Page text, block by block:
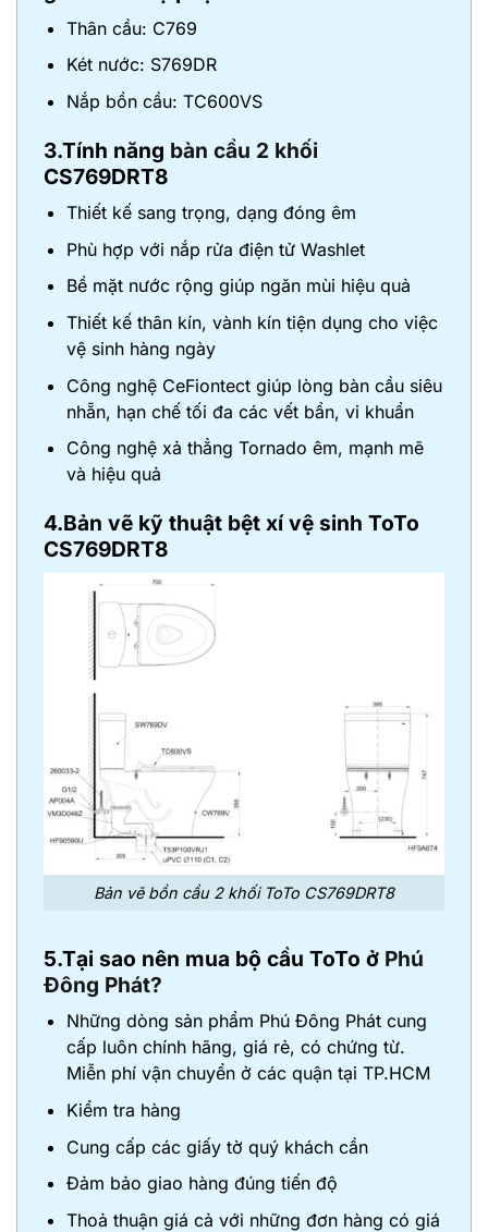
Thân cầu: C769
Két nước: S769DR
Nắp bồn cầu: TC600VS
3.Tính năng bàn cầu 2 khối
CS769DRT8
Thiết kế sang trọng, dạng đóng êm
Phù hợp với nắp rửa điện tử Washlet
Bề mặt nước rộng giúp ngăn mùi hiệu quả
Thiết kế thân kín, vành kín tiện dụng cho việc
vệ sinh hàng ngày
Công nghệ CeFiontect giúp lòng bàn cầu siêu
nhẵn, hạn chế tối đa các vết bẩn, vi khuẩn
Công nghệ xả thẳng Tornado êm, mạnh mẽ
và hiệu quả
4.Bản vẽ kỹ thuật bệt xí vệ sinh ToTo
CS769DRT8
Bản vẽ bồn cầu 2 khối ToTo CS769DRT8
5.Tại sao nên mua bộ cầu ToTo ở Phú
Đông Phát?
Những dòng sản phẩm Phú Đông Phát cung
cấp luôn chính hãng, giá rẻ, có chứng từ.
Miễn phí vận chuyển ở các quận tại TP.HCM
Kiểm tra hàng
Cung cấp các giấy tờ quý khách cần
Đảm bảo giao hàng đúng tiến độ
Thoả thuận giá cả với những đơn hàng có giá